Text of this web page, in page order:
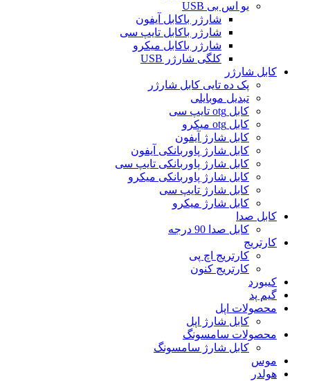
یو اس بی USB
شارژر باکابل آیفون
شارژر باکابل تایپ سی
شارژر باکابل میکرو
کلگی شارژر USB
کابل شارژر
پک ده تایی کابل شارژر
تبدیل موبایلی
کابل otg تایپ سی
کابل otg میکرو
کابل شارژ آیفون
کابل شارژ پاوربانکی آیفون
کابل شارژ پاوربانکی تایپ سی
کابل شارژ پاوربانکی میکرو
کابل شارژ تایپ سی
کابل شارژ میکرو
کابل صدا
کابل صدا 90 درجه
کارتریج
کارتریج اچ پی
کارتریج کنون
کیبورد
گیم پد
محصولات اپل
کابل شارژ اپل
محصولات سامسونگ
کابل شارژ سامسونگ
موس
هولدر